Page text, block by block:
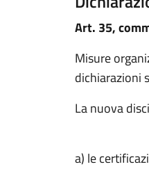
Art. 35,
Misure
dichiarazioni
La nuova
a) le